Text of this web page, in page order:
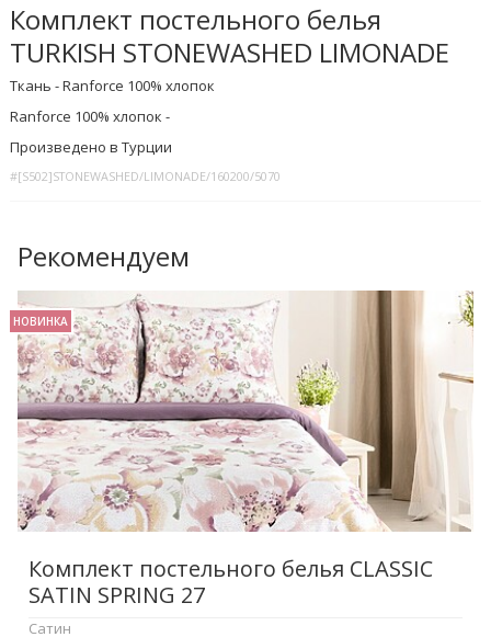
Комплект постельного белья
TURKISH STONEWASHED LIMONADE
Ткань - Ranforce 100% хлопок
Ranforce 100% хлопок -
Произведено в Турции
#[S502]STONEWASHED/LIMONADE/160200/5070
Рекомендуем
НОВИНКА
Комплект постельного белья CLASSIC
SATIN SPRING 27
Сатин